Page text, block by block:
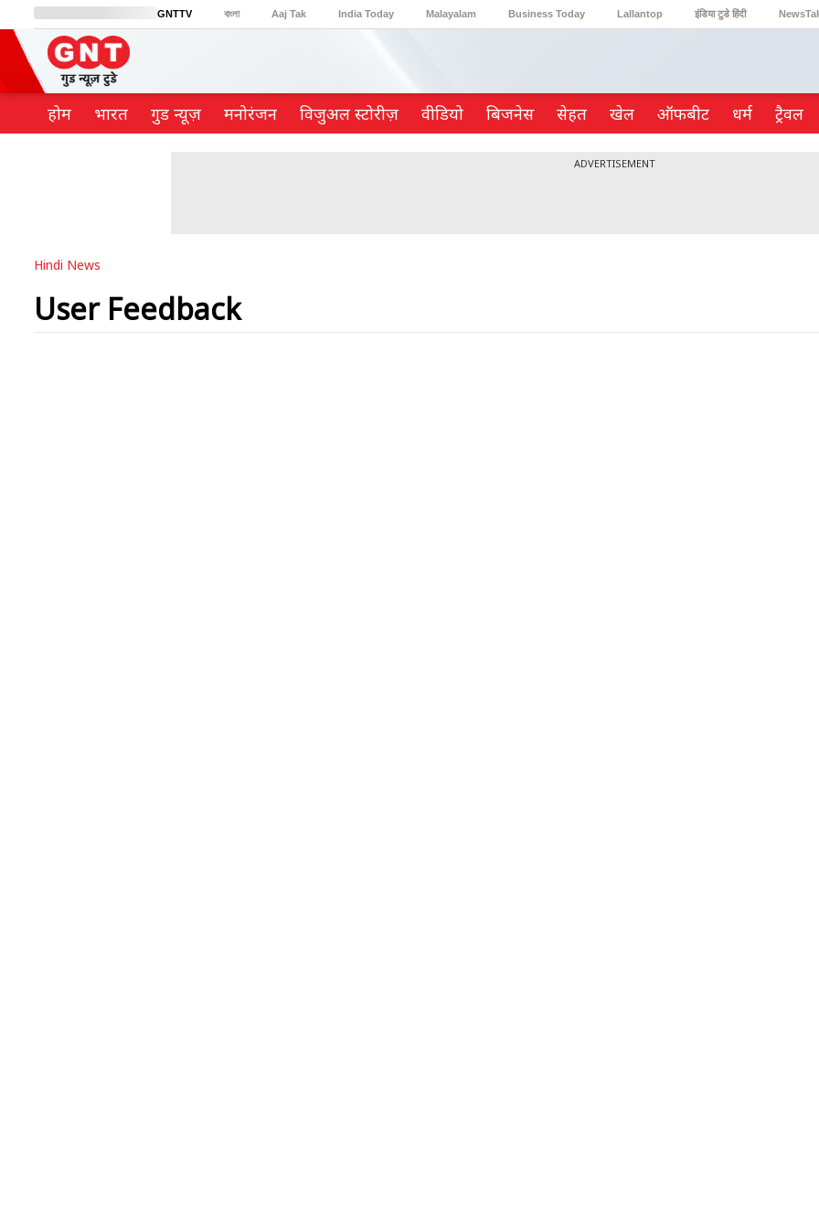
GNTTV বাংলা Aaj Tak India Today Malayalam Business Today Lallantop इंडिया टुडे हिंदी
BT Bazaar Cosmopolitan
होम भारत गुड न्यूज़ मनोरंजन विजुअल स्टोरीज़ वीडियो ब‍िजनेस सेहत खेल ऑफबीट धर्म ट्रैवल
ADVERTISEMENT
Hindi News
User Feedback